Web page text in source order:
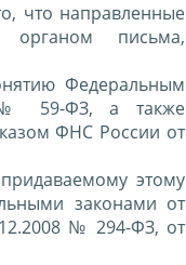
что направленные
письма,
Федеральным
№ 59-ФЗ, а также
ФНС России от
этому
законами от
№ 294-ФЗ, от